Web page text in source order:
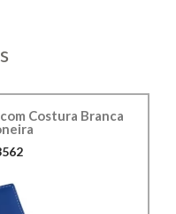
Costura Branca